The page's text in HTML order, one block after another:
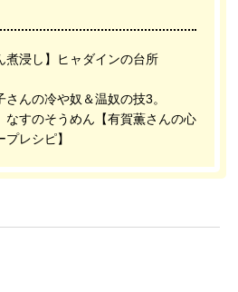
煮浸し】ヒャダインの台所
んの冷や奴＆温奴の技3。
なすのそうめん【有賀薫さんの心
レシピ】